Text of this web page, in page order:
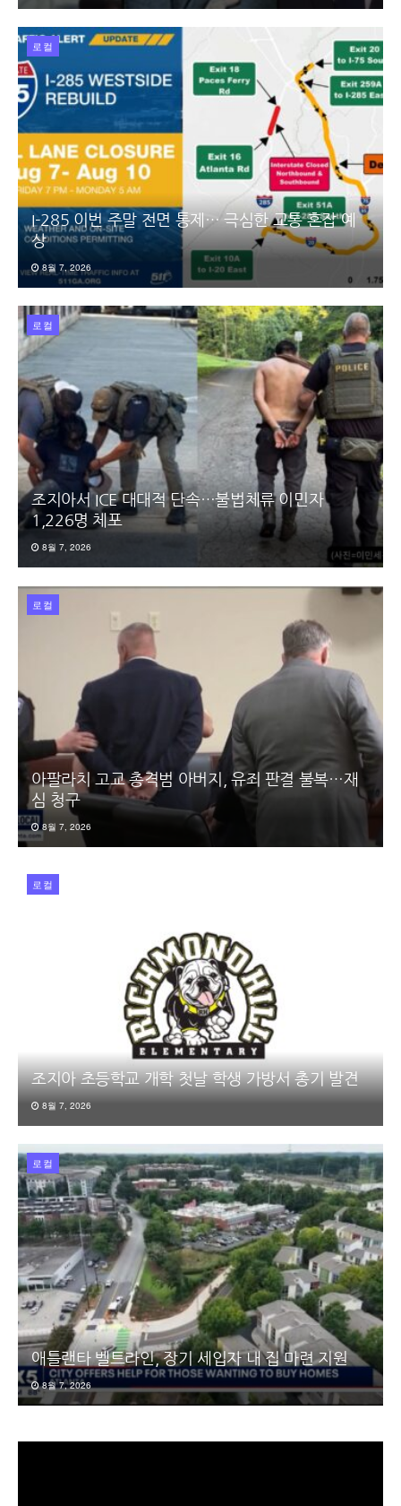
로컬
I-285 이번 주말 전면 통제… 극심한 교통 혼잡 예
상
8월 7, 2026
로컬
조지아서 ICE 대대적 단속…불법체류 이민자
1,226명 체포
8월 7, 2026
로컬
아팔라치 고교 총격범 아버지, 유죄 판결 불복…재
심 청구
8월 7, 2026
로컬
조지아 초등학교 개학 첫날 학생 가방서 총기 발견
8월 7, 2026
로컬
애틀랜타 벨트라인, 장기 세입자 내 집 마련 지원
8월 7, 2026